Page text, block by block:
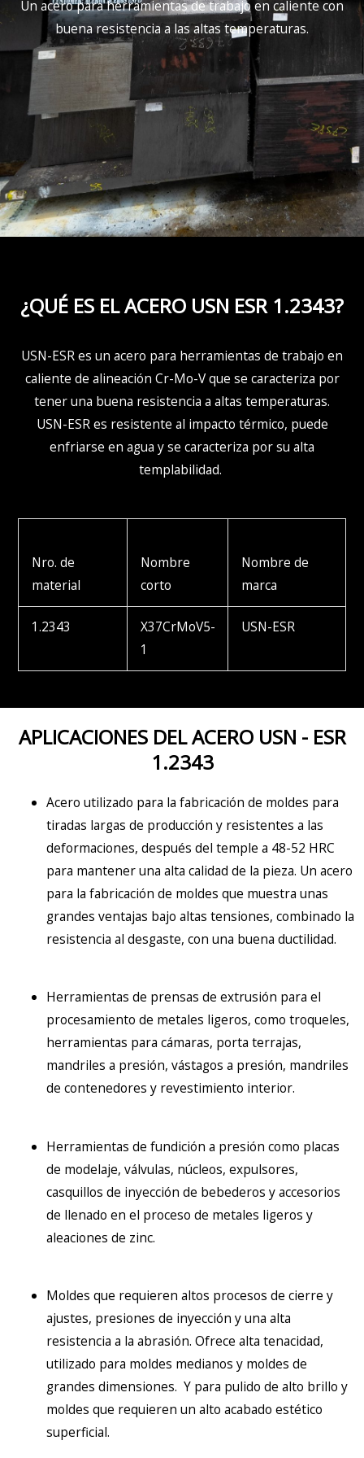
Un acero para herramientas de trabajo en caliente con
buena resistencia a las altas temperaturas.
¿QUÉ ES EL ACERO USN ESR 1.2343?
USN-ESRes un acero para herramientas de trabajo en
caliente de alineación Cr-Mo-V que se caracteriza por
tener una buena resistencia a altas temperaturas.
USN-ESRes resistente al impacto térmico, puede
enfriarse en agua y se caracteriza por su alta
templabilidad.
Nro. de
material
Nombre
corto
Nombre de
marca
1.2343
X37CrMoV5-
1
USN-ESR
APLICACIONES DEL ACERO USN - ESR
1.2343
Acero utilizado para la fabricación de moldes para
tiradas largas de producción y resistentes a las
deformaciones, después del temple a 48-52 HRC
para mantener una alta calidad de la pieza. Un acero
para la fabricación de moldes que muestra unas
grandes ventajas bajo altas tensiones, combinado la
resistencia al desgaste, con una buena ductilidad.
Herramientas de prensas de extrusión para el
procesamiento de metales ligeros, como troqueles,
herramientas para cámaras, porta terrajas,
mandriles a presión, vástagos a presión, mandriles
de contenedores y revestimiento interior.
Herramientas de fundición a presión como placas
de modelaje, válvulas, núcleos, expulsores,
casquillos de inyección de bebederos y accesorios
de llenado en el proceso de metales ligeros y
aleaciones de zinc.
Moldes que requieren altos procesos de cierre y
ajustes, presiones de inyección y una alta
resistencia a la abrasión. Ofrece alta tenacidad,
utilizado para moldes medianos y moldes de
grandes dimensiones. Y para pulido de alto brillo y
moldes que requieren un alto acabado estético
superficial.